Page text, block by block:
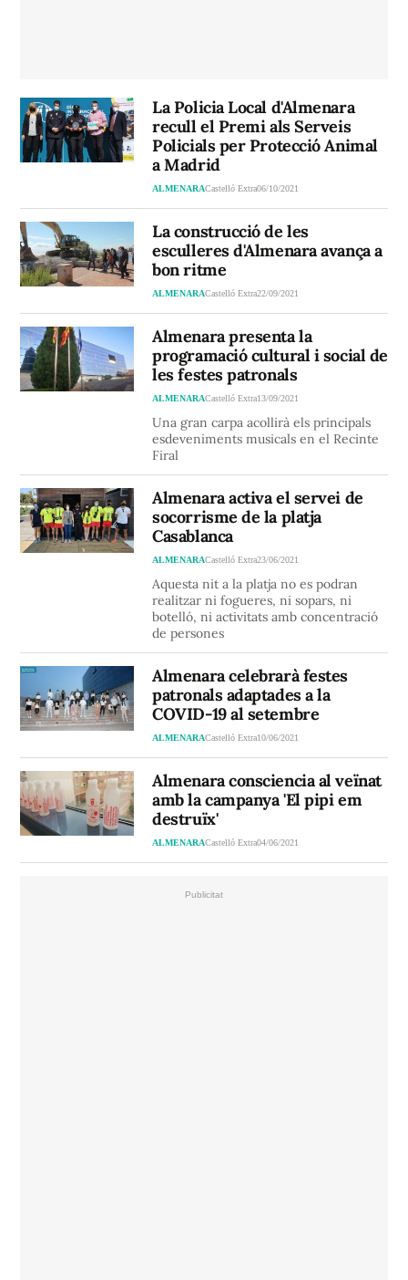
La Policia Local d'Almenara
recull el Premi als Serveis
Policials per Protecció Animal
a Madrid
ALMENARACastelló Extra06/10/2021
La construcció de les
esculleres d'Almenara avança a
bon ritme
ALMENARACastelló Extra22/09/2021
Almenara presenta la
programació cultural i social de
les festes patronals
ALMENARACastelló Extra13/09/2021
Una gran carpa acollirà els principals
esdeveniments musicals en el Recinte
Firal
Almenara activa el servei de
socorrisme de la platja
Casablanca
ALMENARACastelló Extra23/06/2021
Aquesta nit a la platja no es podran
realitzar ni fogueres, ni sopars, ni
botelló, ni activitats amb concentració
de persones
Almenara celebrarà festes
patronals adaptades a la
COVID-19 al setembre
ALMENARACastelló Extra10/06/2021
Almenara consciencia al veïnat
amb la campanya 'El pipi em
destruïx'
ALMENARACastelló Extra04/06/2021